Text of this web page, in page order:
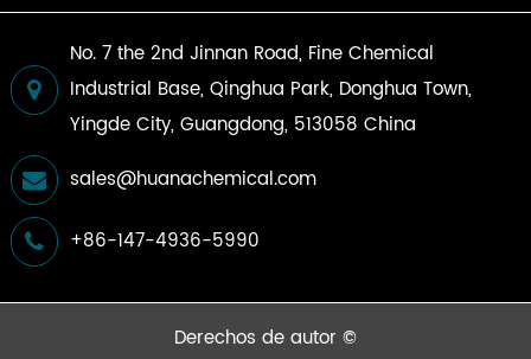
No. 7 the 2nd Jinnan Road, Fine Chemical
Industrial Base, Qinghua Park, Donghua Town,
Yingde City, Guangdong, 513058 China
sales@huanachemical.com
+86-147-4936-5990
Derechos de autor ©